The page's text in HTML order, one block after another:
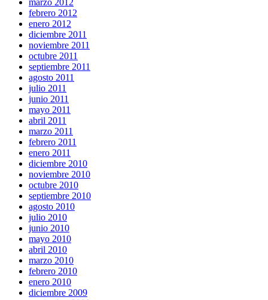
marzo 2012
febrero 2012
enero 2012
diciembre 2011
noviembre 2011
octubre 2011
septiembre 2011
agosto 2011
julio 2011
junio 2011
mayo 2011
abril 2011
marzo 2011
febrero 2011
enero 2011
diciembre 2010
noviembre 2010
octubre 2010
septiembre 2010
agosto 2010
julio 2010
junio 2010
mayo 2010
abril 2010
marzo 2010
febrero 2010
enero 2010
diciembre 2009